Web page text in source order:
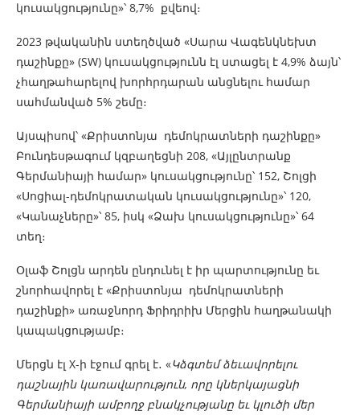
կուսակցությունը»՝ 8,7% քվեով։
2023 թվականին ստեղծված «Սարա Վագենկնեխտ
դաշինքը» (SW) կուսակցությունն էլ ստացել է 4,9% ձայն՝
չհաղթահարելով խորհրդարան անցնելու համար
սահմանված 5% շեմը։
Այսպիսով՝ «Քրիստոնյա դեմոկրատների դաշինքը»
Բունդեսթագում կզբաղեցնի 208, «Այլընտրանք
Գերմանիայի համար» կուսակցությունը՝ 152, Շոլցի
«Սոցիալ-դեմոկրատական ​​կուսակցությունը»՝ 120,
«Կանաչները»՝ 85, իսկ «Ձախ կուսակցությունը»՝ 64
տեղ։
Օլաֆ Շոլցն արդեն ընդունել է իր պարտությունը եւ
շնորհավորել է «Քրիստոնյա դեմոկրատների
դաշինքի» առաջնորդ Ֆրիդրիխ Մերցին հաղթանակի
կապակցությամբ։
Մերցն էլ X-ի էջում գրել է․ «Կձգտեմ ձեւավորելու
դաշնային կառավարություն, որը կներկայացնի
Գերմանիայի ամբողջ բնակչությանը եւ կլուծի մեր